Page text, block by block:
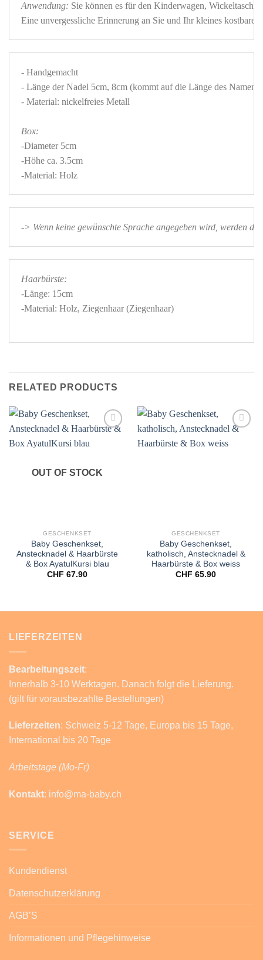
Anwendung: Sie können es für den Kinderwagen,
Eine unvergessliche Erinnerung an Sie und Ihr kleines
- Handgemacht
- Länge der Nadel 5cm, 8cm (kommt auf die Länge des Namens
Box:
-Diameter 5cm
-Höhe ca. 3.5cm
-> Wenn keine gewünschte Sprache angegeben wird, werden
Haarbürste:
-Länge: 15cm
-Material: Holz, Ziegenhaar (Ziegenhaar)
RELATED PRODUCTS
OUT OF STOCK
GESCHENKSET
Baby Geschenkset,
Anstecknadel & Haarbürste
& Box AyatulKursi blau
CHF 67.90
GESCHENKSET
Baby Geschenkset,
katholisch, Anstecknadel &
Haarbürste & Box weiss
CHF 65.90
LIEFERZEITEN
Bearbeitungszeit:
Innerhalb 3-10 Werktagen. Danach folgt die Lieferung.
(gilt für vorausbezahlte Bestellungen)
Lieferzeiten: Schweiz 5-12 Tage, Europa bis 15 Tage,
International bis 20 Tage
Arbeitstage (Mo-Fr)
Kontakt: info@ma-baby.ch
SERVICE
Kundendienst
Datenschutzerklärung
AGB’S
Informationen und Pflegehinweise